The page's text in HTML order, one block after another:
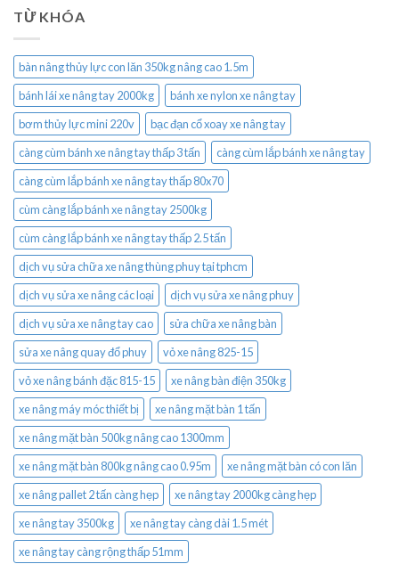
TỪ KHÓA
bàn nâng thủy lực con lăn 350kg nâng cao 1.5m
bánh lái xe nâng tay 2000kg
bánh xe nylon xe nâng tay
bơm thủy lực mini 220v
bạc đạn cổ xoay xe nâng tay
càng cùm bánh xe nâng tay thấp 3 tấn
càng cùm lắp bánh xe nâng tay
càng cùm lắp bánh xe nâng tay thấp 80x70
cùm càng lắp bánh xe nâng tay 2500kg
cùm càng lắp bánh xe nâng tay thấp 2.5 tấn
dịch vụ sửa chữa xe nâng thùng phuy tại tphcm
dịch vụ sửa xe nâng các loại
dịch vụ sửa xe nâng phuy
dịch vụ sửa xe nâng tay cao
sửa chữa xe nâng bàn
sửa xe nâng quay đổ phuy
vỏ xe nâng 825-15
vỏ xe nâng bánh đặc 815-15
xe nâng bàn điện 350kg
xe nâng máy móc thiết bị
xe nâng mặt bàn 1 tấn
xe nâng mặt bàn 500kg nâng cao 1300mm
xe nâng mặt bàn 800kg nâng cao 0.95m
xe nâng mặt bàn có con lăn
xe nâng pallet 2 tấn càng hẹp
xe nâng tay 2000kg càng hẹp
xe nâng tay 3500kg
xe nâng tay càng dài 1.5 mét
xe nâng tay càng rộng thấp 51mm